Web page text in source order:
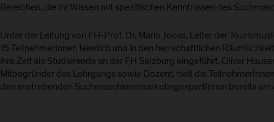
Bereichen, die ihr Wissen mit spezifischen Kenntnissen des
Unter der Leitung von FH-Prof. Dr. Mario Jooss, Leiter der
15 TeilnehmerInnen feierlich und in den herrschaftlichen
ihre Zeit als Studierende an der FH Salzburg eingeführt. Oliver
Mitbegründer des Lehrgangs sowie Dozent, hieß die
den anstrebenden SuchmaschinenmarketingexpertInnen bereits am